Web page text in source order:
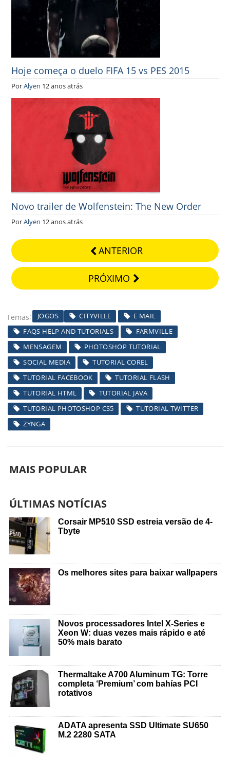
Hoje começa o duelo FIFA 15 vs PES 2015
PorAlyen 12 anos atrás
Novo trailer de Wolfenstein: The New Order
PorAlyen 12 anos atrás
ANTERIOR
PRÓXIMO
Temas JOGOS CITYVILLE
E MAIL
FAQS HELP AND TUTORIALS
FARMVILLE
MENSAGEM
PHOTOSHOP TUTORIAL
SOCIAL MEDIA
TUTORIAL COREL
TUTORIAL FACEBOOK
TUTORIAL FLASH
TUTORIAL HTML
TUTORIAL JAVA
TUTORIAL PHOTOSHOP CS5
TUTORIAL TWITTER
ZYNGA
MAIS POPULAR
ÚLTIMAS NOTÍCIAS
Corsair MP510 SSD estreia versão de 4-
Tbyte
Os melhores sites para baixar wallpapers
Novos processadores Intel X-Series e
Xeon W: duas vezes mais rápido e até
50% mais barato
Thermaltake A700 Aluminum TG: Torre
completa ‘Premium’ com bahías PCI
rotativos
ADATA apresenta SSD Ultimate SU650
M.2 2280 SATA